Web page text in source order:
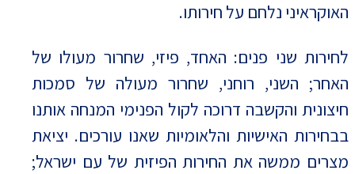
האוקראיני נלחם על חירותו.
לחירות שני פנים: האחד, פיזי, שחרור מעולו של
האחר; השני, רוחני, שחרור מעולה של סמכות
חיצונית והקשבה דרוכה לקול הפנימי המנחה אותנו
בבחירות האישיות והלאומיות שאנו עורכים. יציאת
מצרים ממשה את החירות הפיזית של עם ישראל;